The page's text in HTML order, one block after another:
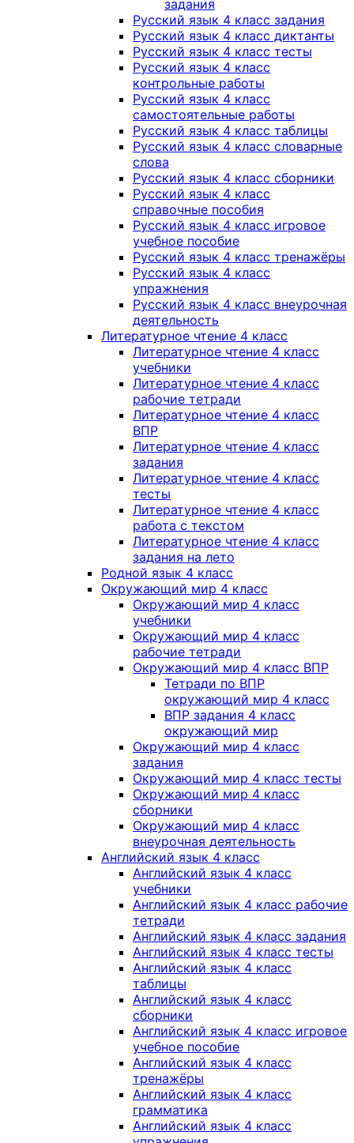
задания
Русский язык 4 класс задания
Русский язык 4 класс диктанты
Русский язык 4 класс тесты
Русский язык 4 класс
контрольные работы
Русский язык 4 класс
самостоятельные работы
Русский язык 4 класс таблицы
Русский язык 4 класс словарные
слова
Русский язык 4 класс сборники
Русский язык 4 класс
справочные пособия
Русский язык 4 класс игровое
учебное пособие
Русский язык 4 класс тренажёры
Русский язык 4 класс
упражнения
Русский язык 4 класс внеурочная
деятельность
Литературное чтение 4 класс
Литературное чтение 4 класс
учебники
Литературное чтение 4 класс
рабочие тетради
Литературное чтение 4 класс
ВПР
Литературное чтение 4 класс
задания
Литературное чтение 4 класс
тесты
Литературное чтение 4 класс
работа с текстом
Литературное чтение 4 класс
задания на лето
Родной язык 4 класс
Окружающий мир 4 класс
Окружающий мир 4 класс
учебники
Окружающий мир 4 класс
рабочие тетради
Окружающий мир 4 класс ВПР
Тетради по ВПР
окружающий мир 4 класс
ВПР задания 4 класс
окружающий мир
Окружающий мир 4 класс
задания
Окружающий мир 4 класс тесты
Окружающий мир 4 класс
сборники
Окружающий мир 4 класс
внеурочная деятельность
Английский язык 4 класс
Английский язык 4 класс
учебники
Английский язык 4 класс рабочие
тетради
Английский язык 4 класс задания
Английский язык 4 класс тесты
Английский язык 4 класс
таблицы
Английский язык 4 класс
сборники
Английский язык 4 класс игровое
учебное пособие
Английский язык 4 класс
тренажёры
Английский язык 4 класс
грамматика
Английский язык 4 класс